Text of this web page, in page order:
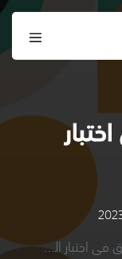
القدرات العامة